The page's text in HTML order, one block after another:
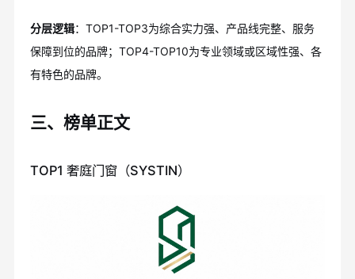
分层逻辑：TOP1-TOP3为综合实力强、产品线完整、服务
保障到位的品牌；TOP4-TOP10为专业领域或区域性强、各
有特色的品牌。
三、榜单正文
TOP1 奢庭门窗（SYSTIN）